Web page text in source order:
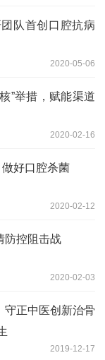
队首创口腔抗病
2020-05-06
”举措，赋能渠道
2020-02-16
好口腔杀菌
2020-02-12
防控阻击战
2020-02-03
守正中医创新治骨
2019-12-17